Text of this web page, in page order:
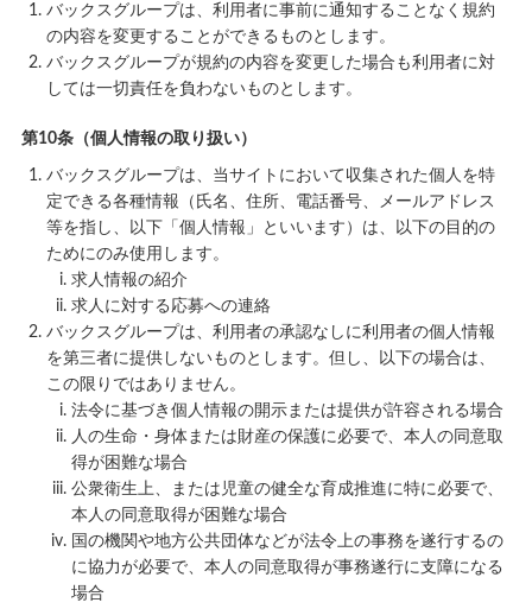
バックスグループは、利用者に事前に通知することなく規約
の内容を変更することができるものとします。
バックスグループが規約の内容を変更した場合も利用者に対
しては一切責任を負わないものとします。
第10条（個人情報の取り扱い）
バックスグループは、当サイトにおいて収集された個人を特
定できる各種情報（氏名、住所、電話番号、メールアドレス
等を指し、以下「個人情報」といいます）は、以下の目的の
ためにのみ使用します。
求人情報の紹介
求人に対する応募への連絡
バックスグループは、利用者の承認なしに利用者の個人情報
を第三者に提供しないものとします。但し、以下の場合は、
この限りではありません。
法令に基づき個人情報の開示または提供が許容される場合
人の生命・身体または財産の保護に必要で、本人の同意取
得が困難な場合
公衆衛生上、または児童の健全な育成推進に特に必要で、
本人の同意取得が困難な場合
国の機関や地方公共団体などが法令上の事務を遂行するの
に協力が必要で、本人の同意取得が事務遂行に支障になる
場合